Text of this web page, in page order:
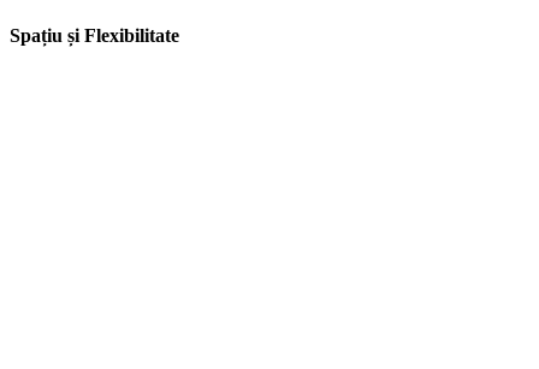
Spațiu și Flexibilitate